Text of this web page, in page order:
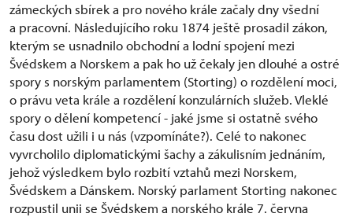
zámeckých sbírek a pro nového krále začaly dny všední
a pracovní. Následujícího roku 1874 ještě prosadil zákon,
kterým se usnadnilo obchodní a lodní spojení mezi
Švédskem a Norskem a pak ho už čekaly jen dlouhé a ostré
spory s norským parlamentem (Storting) o rozdělení moci,
o právu veta krále a rozdělení konzulárních služeb. Vleklé
spory o dělení kompetencí - jaké jsme si ostatně svého
času dost užili i u nás (vzpomínáte?). Celé to nakonec
vyvrcholilo diplomatickými šachy a zákulisním jednáním,
jehož výsledkem bylo rozbití vztahů mezi Norskem,
Švédskem a Dánskem. Norský parlament Storting nakonec
rozpustil unii se Švédskem a norského krále 7. června